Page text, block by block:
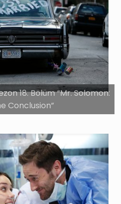
18. Bölüm “Mr. Solomon:
Conclusion”